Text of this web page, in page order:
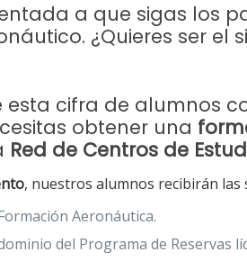
a que sigas los
¿Quieres ser el
cifra de alumnos
obtener una
Red de Centros de
, nuestros alumnos recibirán las
Aeronáutica.
del Programa de Reservas